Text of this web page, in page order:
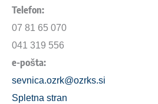
Telefon:
07 81 65 070
041 319 556
e-pošta:
sevnica.ozrk@ozrks.si
Spletna stran